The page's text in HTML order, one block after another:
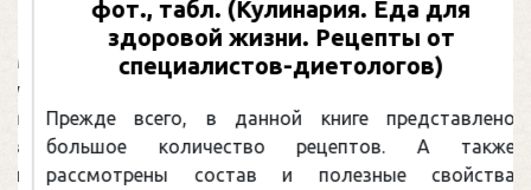
фот., табл. (Кулинария. Еда для
здоровой жизни. Рецепты от
специалистов-диетологов)
Прежде всего, в данной книге представлено
большое количество рецептов. А также
рассмотрены состав и полезные свойства